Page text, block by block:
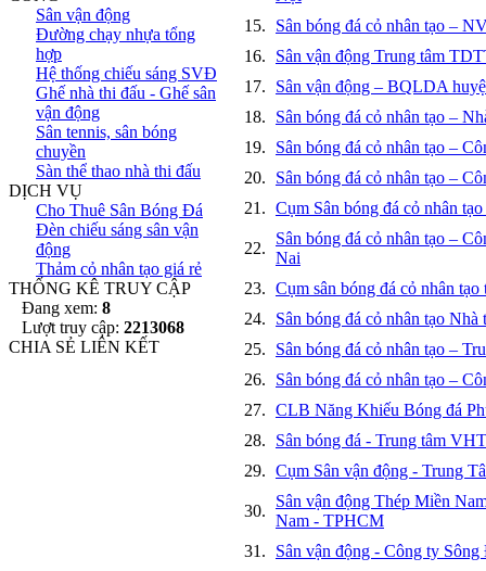
Sân vận động
Đường chạy nhựa tổng
hợp
Hệ thống chiếu sáng SVĐ
Ghế nhà thi đấu - Ghế sân
vận động
Sân tennis, sân bóng
chuyền
Sàn thể thao nhà thi đấu
DỊCH VỤ
Cho Thuê Sân Bóng Đá
Đèn chiếu sáng sân vận
động
Thảm cỏ nhân tạo giá rẻ
THỐNG KÊ TRUY CẬP
Đang xem: 8
Lượt truy cập: 2213068
CHIA SẺ LIÊN KẾT
15.
Sân bóng đá cỏ nhân tạo –
16.
Sân vận động Trung tâm
17.
Sân vận động – BQLDA
18.
Sân bóng đá cỏ nhân tạo –
19.
Sân bóng đá cỏ nhân tạo –
20.
Sân bóng đá cỏ nhân tạo –
21. Cụm Sân bóng đá cỏ nhân
22.
Sân bóng đá cỏ nhân tạo –
Nai
23. Cụm sân bóng đá cỏ nhân
24.
Sân bóng đá cỏ nhân tạo
25.
Sân bóng đá cỏ nhân tạo –
26.
Sân bóng đá cỏ nhân tạo –
27. CLB Năng Khiếu Bóng đá
28.
Sân bóng đá - Trung tâm
29. Cụm Sân vận động - Trung
30.
Sân vận động Thép Miền
Nam - TPHCM
31.
Sân vận động - Công ty